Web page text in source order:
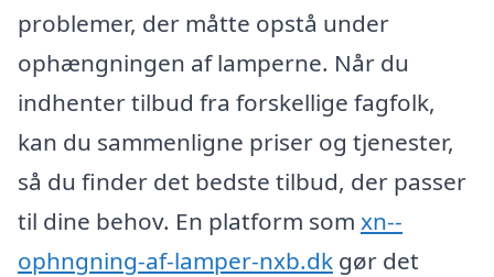
problemer, der måtte opstå under
ophængningen af lamperne. Når du
indhenter tilbud fra forskellige fagfolk,
kan du sammenligne priser og tjenester,
så du finder det bedste tilbud, der passer
til dine behov. En platform som xn--
ophngning-af-lamper-nxb.dk gør det